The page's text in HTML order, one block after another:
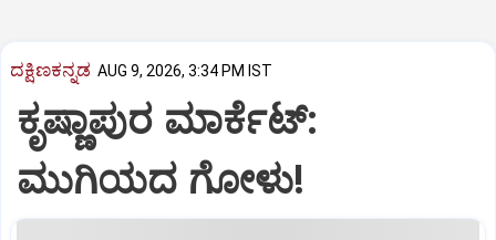
ದಕ್ಷಿಣಕನ್ನಡ AUG 9, 2026, 3:34 PM IST
ಕೃಷ್ಣಾಪುರ ಮಾರ್ಕೆಟ್‌:
ಮುಗಿಯದ ಗೋಳು!